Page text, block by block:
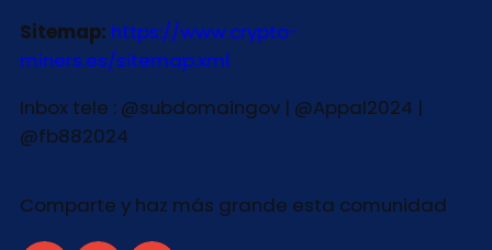
Sitemap: https://www.crypto-
miners.es/sitemap.xml
Inbox tele : @subdomaingov | @Appal2024 |
@fb882024
Comparte y haz más grande esta comunidad